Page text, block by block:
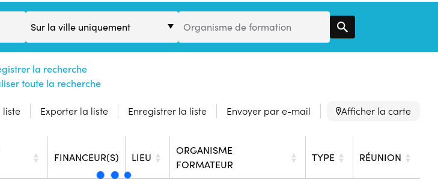
de
Organisme de formation
la recherche
toute la recherche
liste Exporter la liste Enregistrer la liste Envoyer par e-mail Afficher la carte
FINANCEUR(S) LIEU
ORGANISME
FORMATEUR
TYPE RÉUNION